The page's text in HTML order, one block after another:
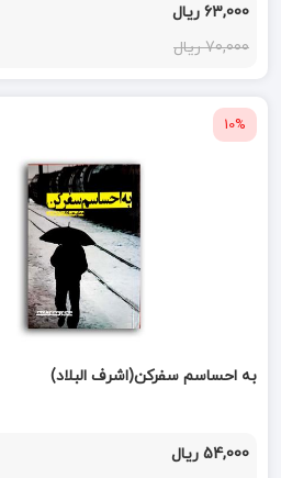
63,000 ریال
70,000 ریال
10%
به احساسم سفرکن(اشرف البلاد)
54,000 ریال